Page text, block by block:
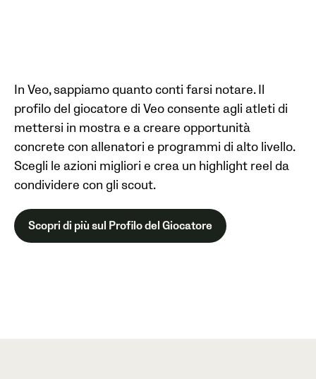
In Veo, sappiamo quanto conti farsi notare. Il
profilo del giocatore di Veo consente agli atleti di
mettersi in mostra e a creare opportunità
concrete con allenatori e programmi di alto livello.
Scegli le azioni migliori e crea un highlight reel da
condividere con gli scout.
Scopri di più sul Profilo del Giocatore